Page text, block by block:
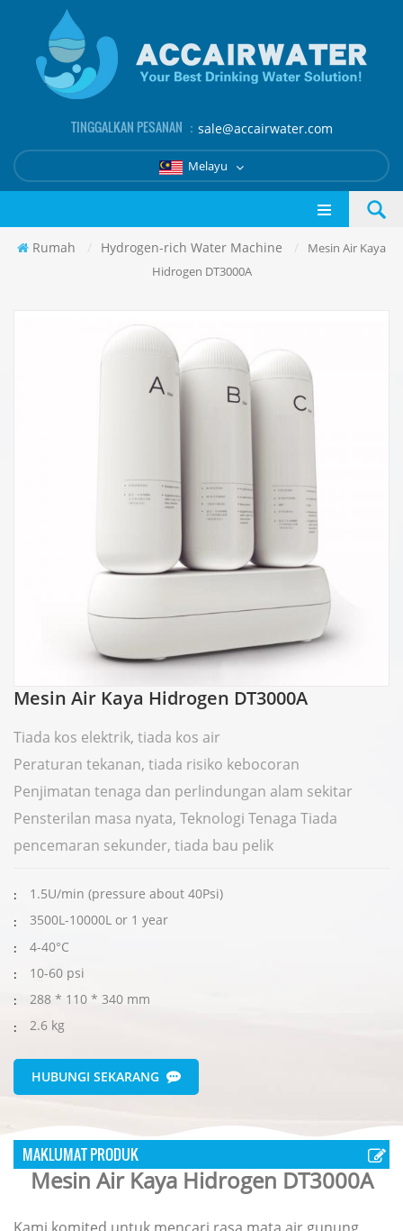
TINGGALKAN PESANAN ： sale@accairwater.com
Melayu
Rumah / Hydrogen-rich Water Machine /
Mesin Air Kaya
Hidrogen DT3000A
Mesin Air Kaya Hidrogen DT3000A
Tiada kos elektrik, tiada kos air
Peraturan tekanan, tiada risiko kebocoran
Penjimatan tenaga dan perlindungan alam sekitar
Pensterilan masa nyata, Teknologi Tenaga Tiada
pencemaran sekunder, tiada bau pelik
: 1.5U/min (pressure about 40Psi)
: 3500L-10000L or 1 year
: 4-40°C
: 10-60 psi
: 288 * 110 * 340 mm
: 2.6 kg
HUBUNGI SEKARANG
MAKLUMAT PRODUK
Mesin Air Kaya Hidrogen DT3000A
Kami komited untuk mencari rasa mata air gunung